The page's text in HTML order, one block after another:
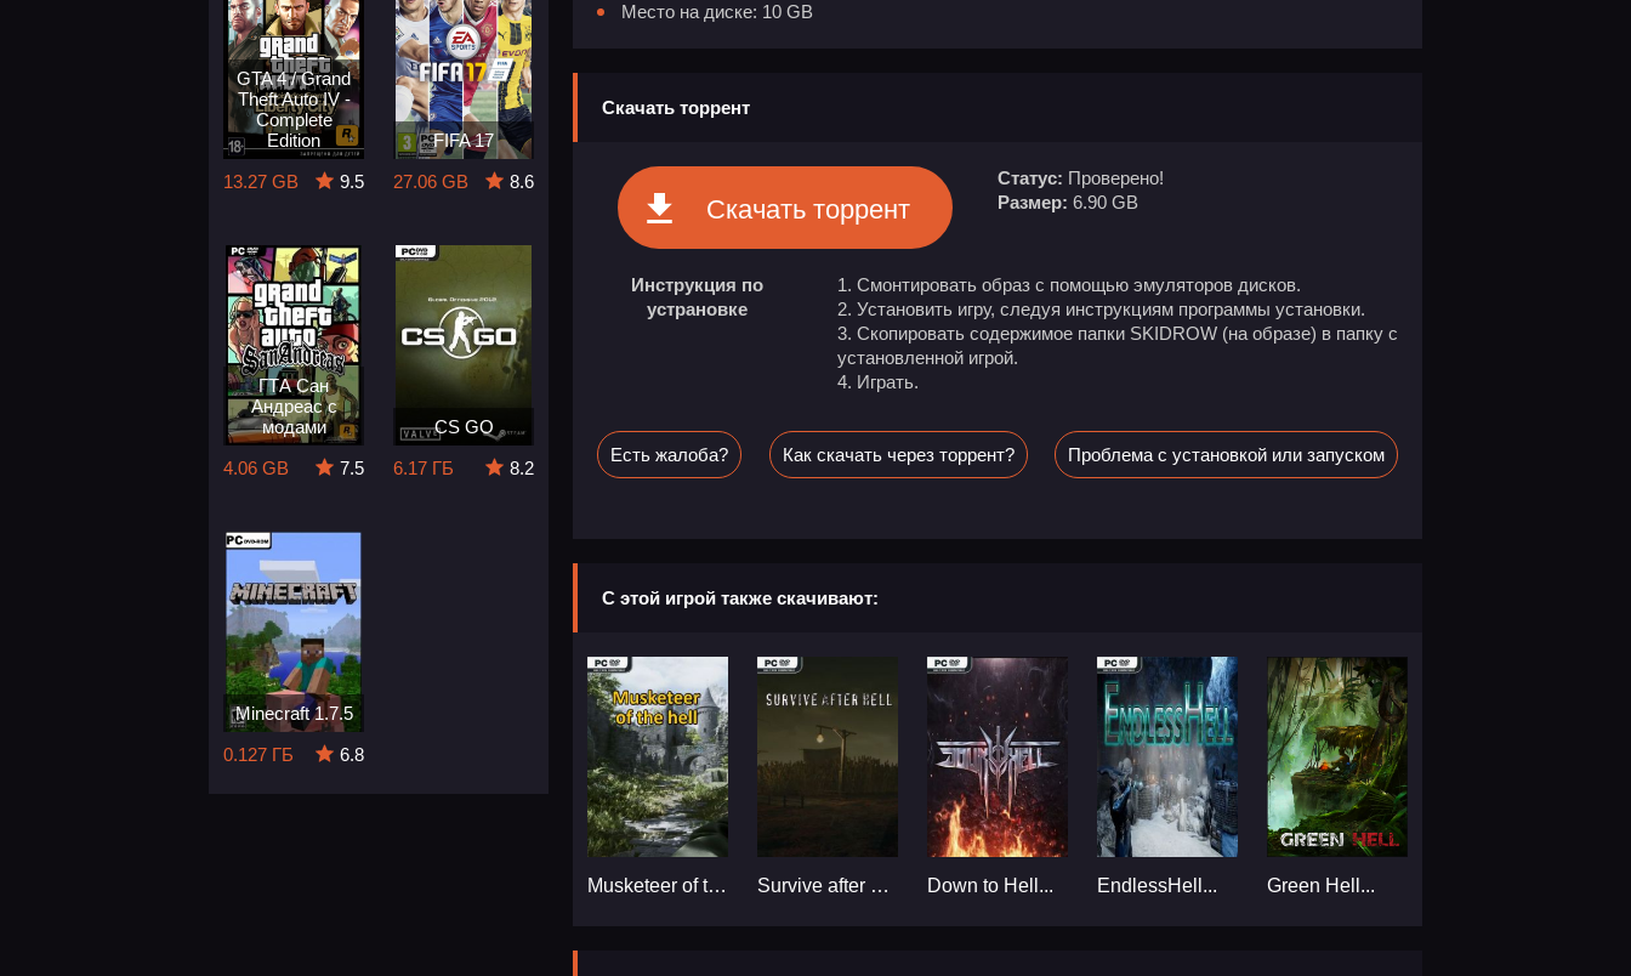
GTA 4 / Grand
Theft Auto IV -
Complete
Edition
13.27 GB
9.5
FIFA 17
27.06 GB
8.6
ГТА Сан
Андреас с
модами
4.06 GB
7.5
CS GO
6.17 ГБ
8.2
Minecraft 1.7.5
0.127 ГБ
6.8
Место на диске: 10 GB
Скачать торрент
Скачать торрент
Статус: Проверено!
Размер: 6.90 GB
Инструкция по
устрановке
Смонтировать образ с помощью эмуляторов дисков.
Установить игру, следуя инструкциям программы установки.
Скопировать содержимое папки SKIDROW (на образе) в папку с
установленной игрой.
Играть.
Есть жалоба? Как скачать через торрент? Проблема с установкой или запуском
С этой игрой также скачивают:
Musketeer of the hell... Survive after hell... Down to Hell... EndlessHell... Green Hell...